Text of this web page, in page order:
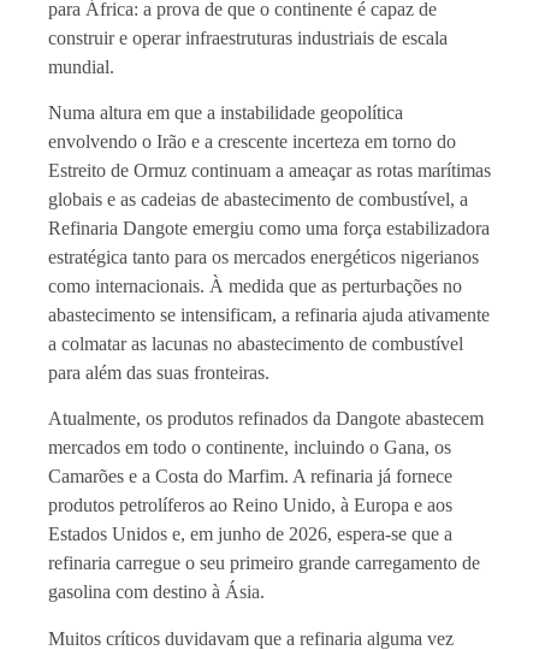
para África: a prova de que o continente é capaz de
construir e operar infraestruturas industriais de escala
mundial.
Numa altura em que a instabilidade geopolítica
envolvendo o Irão e a crescente incerteza em torno do
Estreito de Ormuz continuam a ameaçar as rotas marítimas
globais e as cadeias de abastecimento de combustível, a
Refinaria Dangote emergiu como uma força estabilizadora
estratégica tanto para os mercados energéticos nigerianos
como internacionais. À medida que as perturbações no
abastecimento se intensificam, a refinaria ajuda ativamente
a colmatar as lacunas no abastecimento de combustível
para além das suas fronteiras.
Atualmente, os produtos refinados da Dangote abastecem
mercados em todo o continente, incluindo o Gana, os
Camarões e a Costa do Marfim. A refinaria já fornece
produtos petrolíferos ao Reino Unido, à Europa e aos
Estados Unidos e, em junho de 2026, espera-se que a
refinaria carregue o seu primeiro grande carregamento de
gasolina com destino à Ásia.
Muitos críticos duvidavam que a refinaria alguma vez